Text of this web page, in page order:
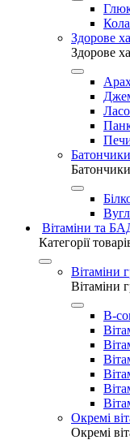
Здорове
Здорове
Батончики
Батончики
Вітаміни та
Категорії
Вітаміни
Вітаміни
B-
Окремі
Окремі